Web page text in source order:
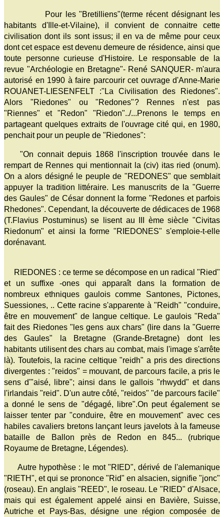
Pour les "Bretilliens"(terme récent désignant les
habitants d'Ille-et-Vilaine), il convient de connaitre cette
civilisation dont ils sont issus; il en va de même pour ceux
dont cet espace est devenu demeure de résidence, ainsi que
toute personne curieuse d'Histoire. Le responsable de la
revue "Archéologie en Bretagne"- René SANQUER- m'aura
autorisé en 1990 à faire parcourir cet ouvrage d'Anne-Marie
ROUANET-LIESENFELT :"La Civilisation des Riedones".
Alors "Riedones" ou "Redones"? Rennes n'est pas
"Riennes" et "Redon" "Riedon"../...Prenons le temps en
partageant quelques extraits de l'ouvrage cité qui, en 1980,
penchait pour un peuple de "Riedones":
"On connait depuis 1868 l'inscription trouvée dans le
rempart de Rennes qui mentionnait la (civ) itas ried (onum).
On a alors désigné le peuple de "REDONES" que semblait
appuyer la tradition littéraire. Les manuscrits de la "Guerre
des Gaules" de César donnent la forme "Redones et parfois
Rhedones". Cependant, la découverte de dédicaces de 1968
(T.Flavius Postuminus) se lisent au III ème siècle "Civitas
Riedonum" et ainsi la forme "RIEDONES" s'emploie-t-elle
dorénavant.
RIEDONES : ce terme se décompose en un radical "Ried"
et un suffixe -ones qui apparaît dans la formation de
nombreux ethniques gaulois comme Santones, Pictones,
Suessiones, .. Cette racine s'apparente à "Reidh" "conduire,
être en mouvement" de langue celtique. Le gaulois "Reda"
fait des Riedones "les gens aux chars" (lire dans la "Guerre
des Gaules" la Bretagne (Grande-Bretagne) dont les
habitants utilisent des chars au combat, mais l'image s'arrête
là). Toutefois, la racine celtique "reidh" a pris des directions
divergentes : "reidos" = mouvant, de parcours facile, a pris le
sens d'"aisé, libre"; ainsi dans le gallois "rhwydd" et dans
l'irlandais "reid". D'un autre côté, "reidos" "de parcours facile"
a donné le sens de "dégagé, libre".On peut également se
laisser tenter par "conduire, être en mouvement" avec ces
habiles cavaliers bretons lançant leurs javelots à la fameuse
bataille de Ballon près de Redon en 845... (rubrique
Royaume de Bretagne, Légendes).
Autre hypothèse : le mot "RIED", dérivé de l'alemanique
"RIETH", et qui se prononce "Rid" en alsacien, signifie "jonc"
(roseau). En anglais "REED", le roseau. Le "RIED" d'Alsace,
mais qui est également appelé ainsi en Bavière, Suisse,
Autriche et Pays-Bas, désigne une région composée de